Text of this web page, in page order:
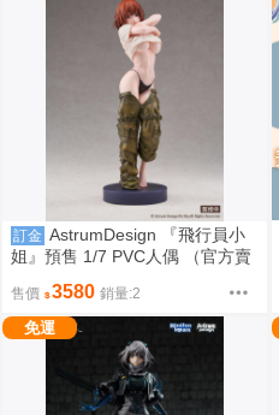
訂金 AstrumDesign 『飛行員小
姐』預售 1/7 PVC人偶 （官方賣
售價 3580 銷量:2
免運